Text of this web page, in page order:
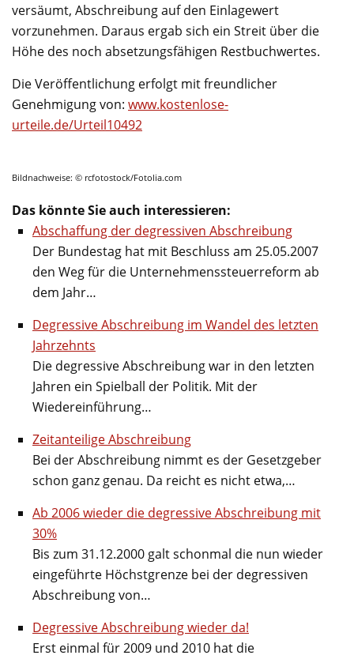
versäumt, Abschreibung auf den Einlagewert
vorzunehmen. Daraus ergab sich ein Streit über die
Höhe des noch absetzungsfähigen Restbuchwertes.
Die Veröffentlichung erfolgt mit freundlicher
Genehmigung von: www.kostenlose-
urteile.de/Urteil10492
Bildnachweise: © rcfotostock/Fotolia.com
Das könnte Sie auch interessieren:
Abschaffung der degressiven Abschreibung
Der Bundestag hat mit Beschluss am 25.05.2007
den Weg für die Unternehmenssteuerreform ab
dem Jahr…
Degressive Abschreibung im Wandel des letzten
Jahrzehnts
Die degressive Abschreibung war in den letzten
Jahren ein Spielball der Politik. Mit der
Wiedereinführung…
Zeitanteilige Abschreibung
Bei der Abschreibung nimmt es der Gesetzgeber
schon ganz genau. Da reicht es nicht etwa,…
Ab 2006 wieder die degressive Abschreibung mit
30%
Bis zum 31.12.2000 galt schonmal die nun wieder
eingeführte Höchstgrenze bei der degressiven
Abschreibung von…
Degressive Abschreibung wieder da!
Erst einmal für 2009 und 2010 hat die